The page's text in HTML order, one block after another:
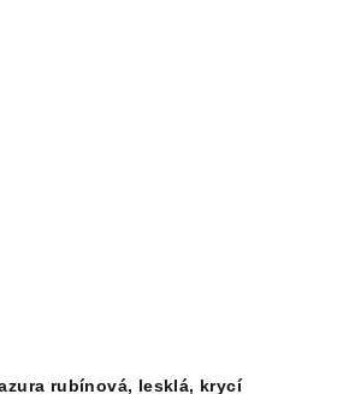
rubínová, lesklá, krycí